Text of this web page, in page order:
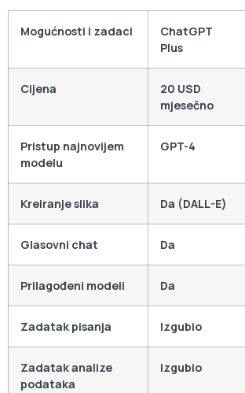
Mogućnosti i zadaci
ChatGPT
Plus
Cijena
20 USD
mjesečno
Pristup najnovijem
modelu
GPT-4
Kreiranje slika Da (DALL-E)
Glasovni chat Da
Prilagođeni modeli Da
Zadatak pisanja Izgubio
Zadatak analize
podataka
Izgubio